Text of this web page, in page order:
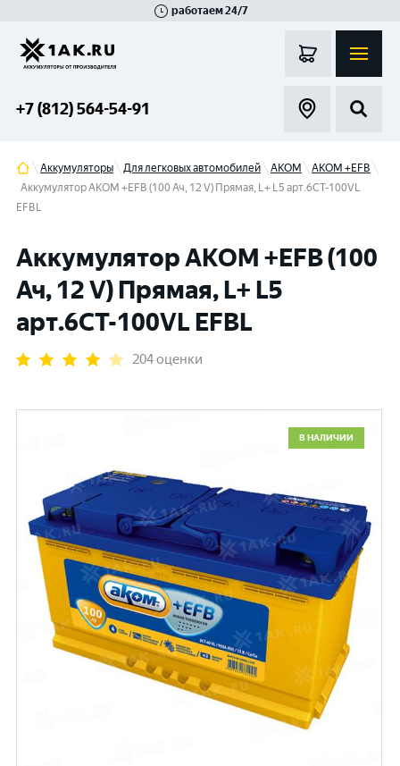
работаем 24/7
+7 (812) 564-54-91
Аккумуляторы Для легковых автомобилей АКОМ
AKOM +EFB
Аккумулятор AKOM +EFB (100 Ач, 12 V) Прямая, L+ L5 арт.6СТ-100VL
EFBL
Аккумулятор AKOM +EFB (100
Ач, 12 V) Прямая, L+ L5
арт.6СТ-100VL EFBL
204 оценки
В НАЛИЧИИ
Гатчина